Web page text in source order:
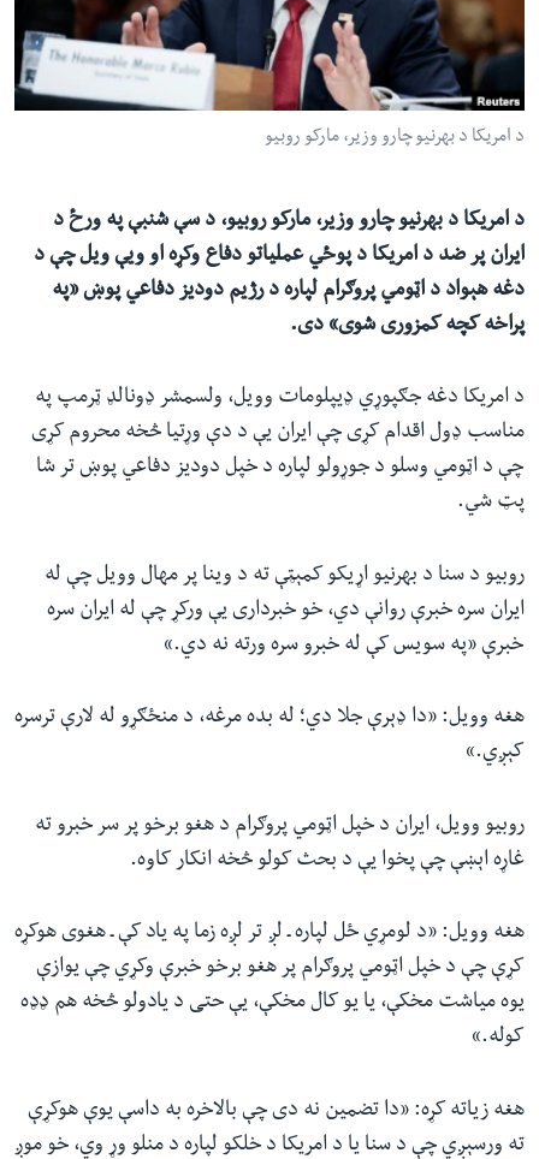
شئ
لټون
ځای
له مونږ سره په تماس کې پاتې شئ
د امریکا د بهرنیو چارو وزیر، مارکو روبیو
د امریکا د بهرنیو چارو وزیر، مارکو روبیو، د سې شنبې په ورځ د
ایران پر ضد د امریکا د پوځي عملیاتو دفاع وکړه او ویې ویل چې د
دغه هېواد د اټومي پروګرام لپاره د رژیم دودیز دفاعي پوښ «په
پراخه کچه کمزوری شوی» دی.
د امریکا دغه جګپوړي ډیپلومات وویل، ولسمشر ډونالډ ټرمپ په
مناسب ډول اقدام کړی چې ایران یې د دې وړتیا څخه محروم کړی
چې د اټومي وسلو د جوړولو لپاره د خپل دودیز دفاعي پوښ تر شا
پټ شي.
روبیو د سنا د بهرنیو اړیکو کمېټې ته د وینا پر مهال وویل چې له
ایران سره خبرې روانې دي، خو خبرداری یې ورکړ چې له ایران سره
خبرې «په سویس کې له خبرو سره ورته نه دي.»
هغه وویل: «دا ډېرې جلا دي؛ له بده مرغه، د منځګړو له لارې ترسره
کېږي.»
روبیو وویل، ایران د خپل اټومي پروګرام د هغو برخو پر سر خبرو ته
غاړه اېښې چې پخوا یې د بحث کولو څخه انکار کاوه.
هغه وویل: «د لومړي ځل لپاره ـ لږ تر لږه زما په یاد کې ـ هغوی هوکړه
کړې چې د خپل اټومي پروګرام پر هغو برخو خبرې وکړي چې یوازې
یوه میاشت مخکې، یا یو کال مخکې، یې حتی د یادولو څخه هم ډډه
کوله.»
هغه زیاته کړه: «دا تضمین نه دی چې بالاخره به داسې یوې هوکړې
ته ورسېږي چې د سنا یا د امریکا د خلکو لپاره د منلو وړ وي، خو موږ